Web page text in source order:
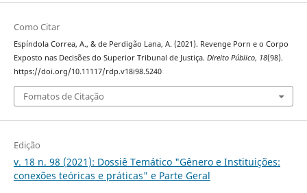
Como Citar
Espíndola Correa, A., & de Perdigão Lana, A. (2021). Revenge Porn e o Corpo
Exposto nas Decisões do Superior Tribunal de Justiça. Direito Público, 18(98).
https://doi.org/10.11117/rdp.v18i98.5240
Fomatos de Citação
Edição
v. 18 n. 98 (2021): Dossiê Temático "Gênero e Instituições:
conexões teóricas e práticas" e Parte Geral